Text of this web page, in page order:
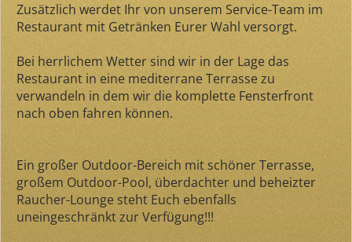
Zusätzlich werdet Ihr von unserem Service-Team im
Restaurant mit Getränken Eurer Wahl versorgt.
Bei herrlichem Wetter sind wir in der Lage das
Restaurant in eine mediterrane Terrasse zu
verwandeln in dem wir die komplette Fensterfront
nach oben fahren können.
Ein großer Outdoor-Bereich mit schöner Terrasse,
großem Outdoor-Pool, überdachter und beheizter
Raucher-Lounge steht Euch ebenfalls
uneingeschränkt zur Verfügung!!!